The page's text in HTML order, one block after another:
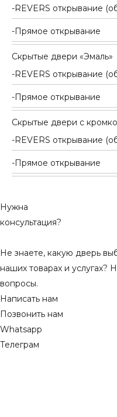
REVERS открывание
Прямое открывание
Скрытые двери «Эмаль»
REVERS открывание
Прямое открывание
Скрытые двери с
REVERS открывание
Прямое открывание
Нужна
консультация?
Не знаете, какую дверь
наших товарах и
вопросы.
Написать нам
Позвонить нам
Whatsapp
Телеграм